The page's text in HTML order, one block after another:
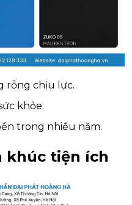
rỗng chịu lực.
khỏe.
trong nhiều năm.
khúc tiện ích